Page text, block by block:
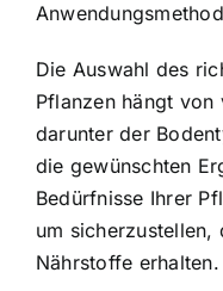
Die Auswahl des
Pflanzen hängt von
darunter der
die gewünschten
Bedürfnisse Ihrer
um
Nährstoffe erhalten.